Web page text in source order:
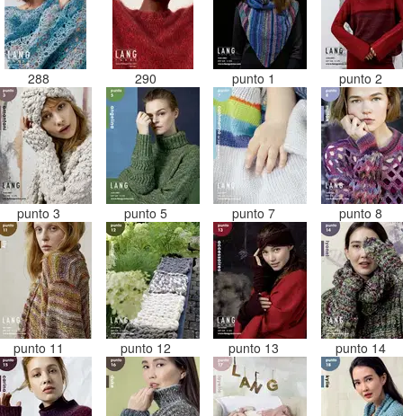
288 290 punto 1 punto 2
punto 3 punto 5 punto 7 punto 8
punto 11 punto 12 punto 13 punto 14